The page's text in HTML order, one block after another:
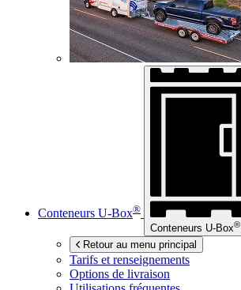
Conteneurs U-Box®
Conteneurs U-Box®
Retour au menu principal
Tarifs et renseignements
Options de livraison